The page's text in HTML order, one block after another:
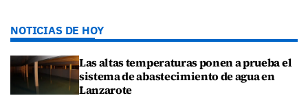
NOTICIAS DE HOY
Las altas temperaturas ponen a prueba el
sistema de abastecimiento de agua en
Lanzarote